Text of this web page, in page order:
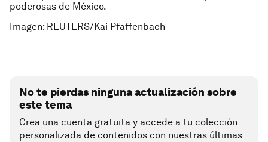
poderosas de México.
Imagen: REUTERS/Kai Pfaffenbach
No te pierdas ninguna actualización sobre
este tema
Crea una cuenta gratuita y accede a tu colección
personalizada de contenidos con nuestras últimas